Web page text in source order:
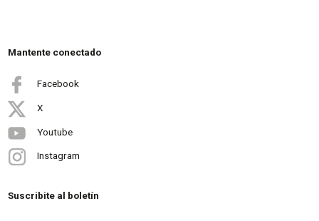
Mantente conectado
Facebook
X
Youtube
Instagram
Suscribite al boletín